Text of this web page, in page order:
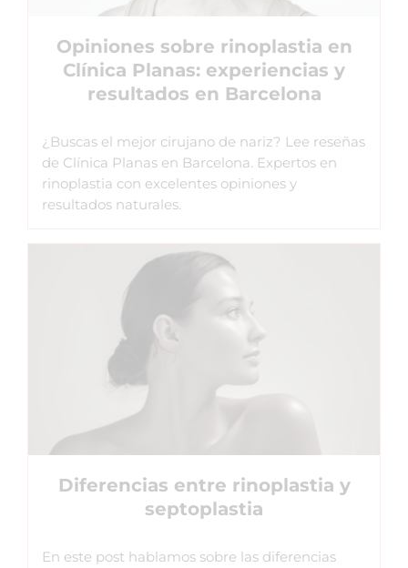
Opiniones sobre rinoplastia en
Clínica Planas: experiencias y
resultados en Barcelona
¿Buscas el mejor cirujano de nariz? Lee reseñas
de Clínica Planas en Barcelona. Expertos en
rinoplastia con excelentes opiniones y
resultados naturales.
Diferencias entre rinoplastia y
septoplastia
En este post hablamos sobre las diferencias